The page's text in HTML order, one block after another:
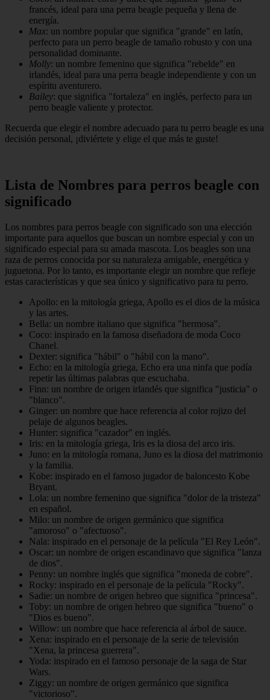
francés, ideal para una perra beagle pequeña y llena de
energía.
Max: un nombre popular que significa "grande" en latín,
perfecto para un perro beagle de tamaño robusto y con una
personalidad dominante.
Molly: un nombre femenino que significa "rebelde" en
irlandés, ideal para una perra beagle independiente y con un
espíritu aventurero.
Bailey: que significa "fortaleza" en inglés, perfecto para un
perro beagle valiente y protector.
Recuerda que elegir el nombre adecuado para tu perro beagle es una
decisión personal, ¡diviértete y elige el que más te guste!
Lista de Nombres para perros beagle con
significado
Los nombres para perros beagle con significado son una elección
importante para aquellos que buscan un nombre especial y con un
significado especial para su amada mascota. Los beagles son una
raza de perros conocida por su naturaleza amigable, energética y
juguetona. Por lo tanto, es importante elegir un nombre que refleje
estas características y que sea único y significativo para tu perro.
Apollo: en la mitología griega, Apollo es el dios de la música
y las artes.
Bella: un nombre italiano que significa "hermosa".
Coco: inspirado en la famosa diseñadora de moda Coco
Chanel.
Dexter: significa "hábil" o "hábil con la mano".
Echo: en la mitología griega, Echo era una ninfa que podía
repetir las últimas palabras que escuchaba.
Finn: un nombre de origen irlandés que significa "justicia" o
"blanco".
Ginger: un nombre que hace referencia al color rojizo del
pelaje de algunos beagles.
Hunter: significa "cazador" en inglés.
Iris: en la mitología griega, Iris es la diosa del arco iris.
Juno: en la mitología romana, Juno es la diosa del matrimonio
y la familia.
Kobe: inspirado en el famoso jugador de baloncesto Kobe
Bryant.
Lola: un nombre femenino que significa "dolor de la tristeza"
en español.
Milo: un nombre de origen germánico que significa
"amoroso" o "afectuoso".
Nala: inspirado en el personaje de la película "El Rey León".
Oscar: un nombre de origen escandinavo que significa "lanza
de dios".
Penny: un nombre inglés que significa "moneda de cobre".
Rocky: inspirado en el personaje de la película "Rocky".
Sadie: un nombre de origen hebreo que significa "princesa".
Toby: un nombre de origen hebreo que significa "bueno" o
"Dios es bueno".
Willow: un nombre que hace referencia al árbol de sauce.
Xena: inspirado en el personaje de la serie de televisión
"Xena, la princesa guerrera".
Yoda: inspirado en el famoso personaje de la saga de Star
Wars.
Ziggy: un nombre de origen germánico que significa
"victorioso".